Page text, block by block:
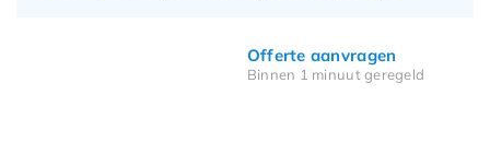
Offerte aanvragen
Binnen 1 minuut geregeld